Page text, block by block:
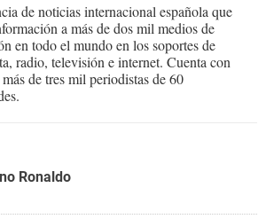
de noticias internacional española que
a más de dos mil medios de
en todo el mundo en los soportes de
radio, televisión e internet. Cuenta con
de tres mil periodistas de 60
Ronaldo